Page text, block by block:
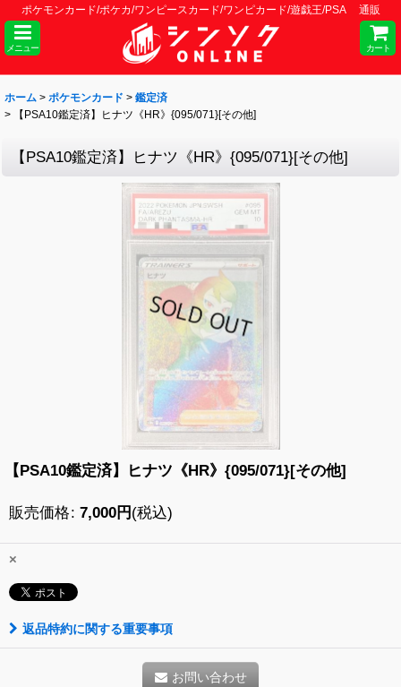
ポケモンカード/ポケカ/ワンピースカード/ワンピカード/遊戯王/PSA 通販
メニュー カート
ホーム > ポケモンカード > 鑑定済
>
【PSA10鑑定済】ヒナツ《HR》{095/071}[その他]
【PSA10鑑定済】ヒナツ《HR》{095/071}[その他]
【PSA10鑑定済】ヒナツ《HR》{095/071}[その他]
販売価格: 7,000円 (税込)
×
返品特約に関する重要事項
お問い合わせ